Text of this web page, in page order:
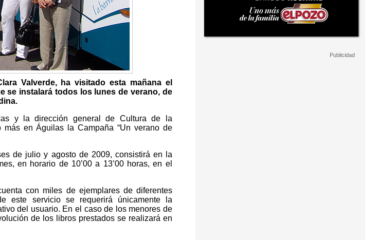
Valverde, ha visitado esta mañana el
se instalará todos los lunes de verano, de
y la dirección general de Cultura de la
en Águilas la Campaña “Un verano de
de julio y agosto de 2009, consistirá en la
en horario de 10’00 a 13’00 horas, en el
con miles de ejemplares de diferentes
este servicio se requerirá únicamente la
del usuario. En el caso de los menores de
de los libros prestados se realizará en